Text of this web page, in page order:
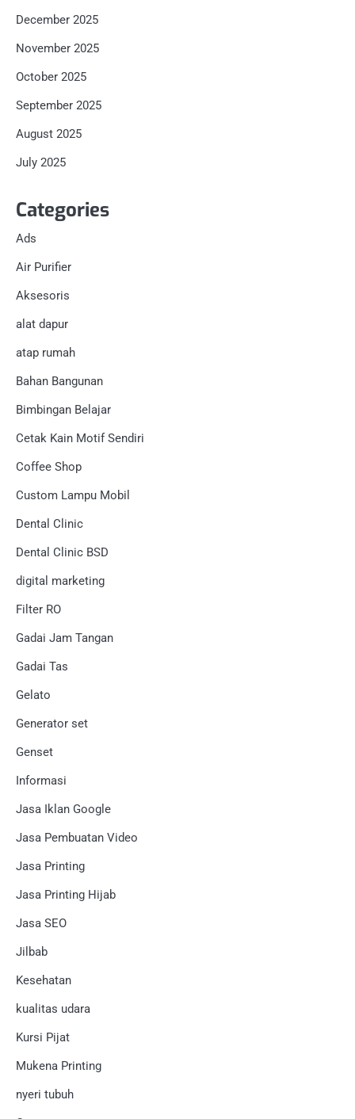
December 2025
November 2025
October 2025
September 2025
August 2025
July 2025
Categories
Ads
Air Purifier
Aksesoris
alat dapur
atap rumah
Bahan Bangunan
Bimbingan Belajar
Cetak Kain Motif Sendiri
Coffee Shop
Custom Lampu Mobil
Dental Clinic
Dental Clinic BSD
digital marketing
Filter RO
Gadai Jam Tangan
Gadai Tas
Gelato
Generator set
Genset
Informasi
Jasa Iklan Google
Jasa Pembuatan Video
Jasa Printing
Jasa Printing Hijab
Jasa SEO
Jilbab
Kesehatan
kualitas udara
Kursi Pijat
Mukena Printing
nyeri tubuh